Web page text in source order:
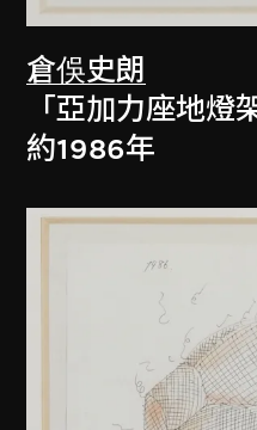
倉俁史朗
「亞加力座地燈
約1986年